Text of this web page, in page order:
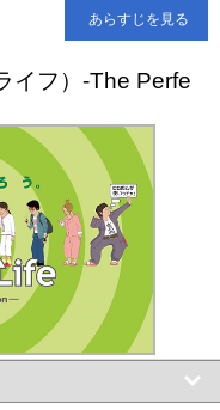
あらすじを見る
イフ）-The Perfe